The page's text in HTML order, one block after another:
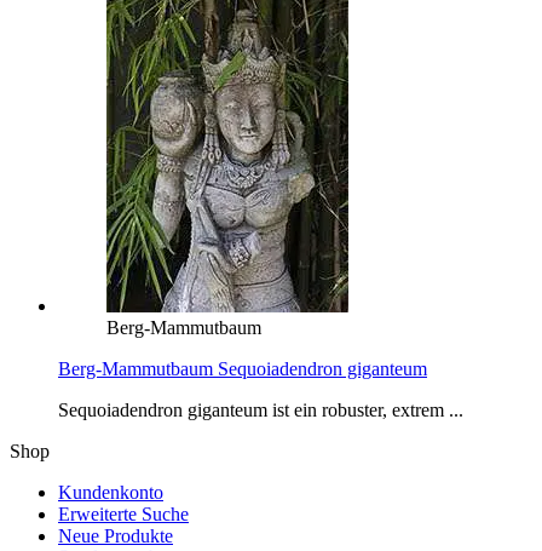
Berg-Mammutbaum
Berg-Mammutbaum Sequoiadendron giganteum
Sequoiadendron giganteum ist ein robuster, extrem ...
Shop
Kundenkonto
Erweiterte Suche
Neue Produkte